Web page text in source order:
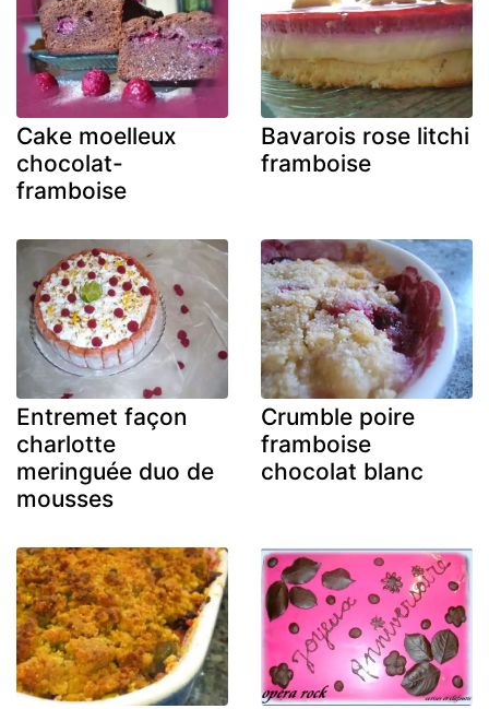
Cake moelleux
chocolat-
framboise
Bavarois rose litchi
framboise
Entremet façon
charlotte
meringuée duo de
mousses
Crumble poire
framboise
chocolat blanc